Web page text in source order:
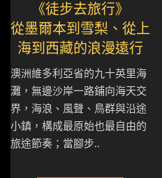
《徒步去旅行》
從墨爾本到雪梨、從上
海到西藏的浪漫遠行
澳洲維多利亞省的九十英里海
灘，無邊沙岸一路鋪向海天交
界，海浪、風聲、鳥群與沿途
小鎮，構成最原始也最自由的
旅途節奏；當腳步..